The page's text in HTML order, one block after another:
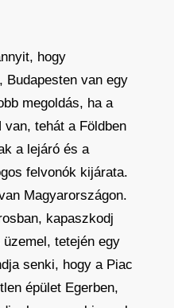
hogy
Budapesten van egy
megoldás, ha a
tehát a Földben
a lejáró és a
felvonók kijárata.
Magyarországon.
kapaszkodj
tetején egy
senki, hogy a Piac
épület Egerben,